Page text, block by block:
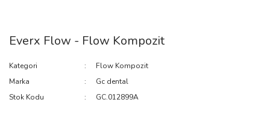
Everx Flow - Flow Kompozit
Kategori
Flow Kompozit
Marka
Gc dental
Stok Kodu
GC.012899A